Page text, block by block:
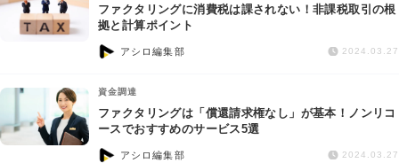
ファクタリングに消費税は課されない！非課税取引の根
拠と計算ポイント
アシロ編集部 2024.03.27
資金調達
ファクタリングは「償還請求権なし」が基本！ノンリコ
ースでおすすめのサービス5選
アシロ編集部 2024.03.27